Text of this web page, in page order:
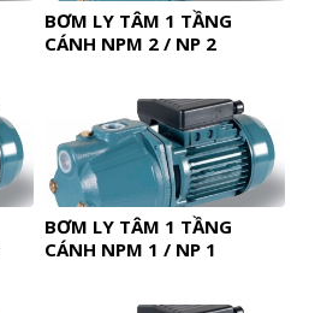
BƠM LY TÂM 1 TẦNG
CÁNH NPM 2 / NP 2
BƠM LY TÂM 1 TẦNG
CÁNH NPM 1 / NP 1